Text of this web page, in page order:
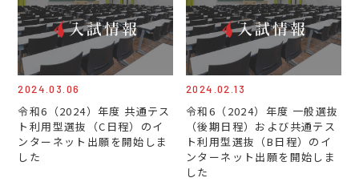
2024.03.06
令和6（2024）年度 共通テス
ト利用型選抜（C日程）のイ
ンターネット出願を開始しま
した
2024.02.13
令和6（2024）年度 一般選抜
（後期日程）および共通テス
ト利用型選抜（B日程）のイ
ンターネット出願を開始しま
した